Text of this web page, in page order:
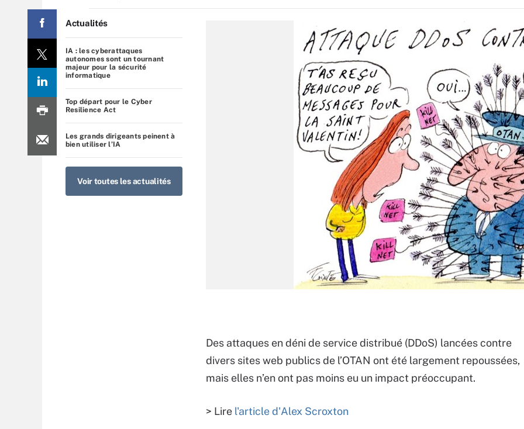
Actualités
IA : les cyberattaques
autonomes sont un tournant
majeur pour la sécurité
informatique
Top départ pour le Cyber
Resilience Act
Les grands dirigeants peinent à
bien utiliser l’IA
Voir toutes les actualités
Des attaques en déni de service distribué (DDoS) lancées contre
divers sites web publics de l’OTAN ont été largement repoussées,
mais elles n’en ont pas moins eu un impact préoccupant.
> Lire l'article d'Alex Scroxton